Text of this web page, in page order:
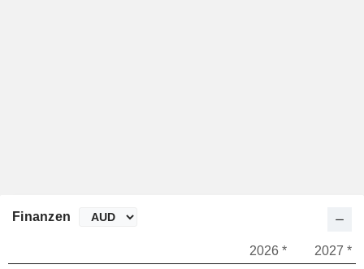
Finanzen
2026 *
2027 *